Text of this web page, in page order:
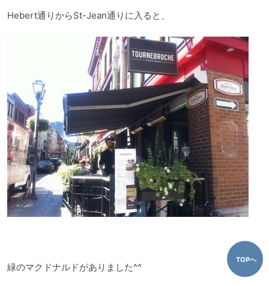
Hebert通りからSt-Jean通りに入ると、
緑のマクドナルドがありました^^
TOPへ